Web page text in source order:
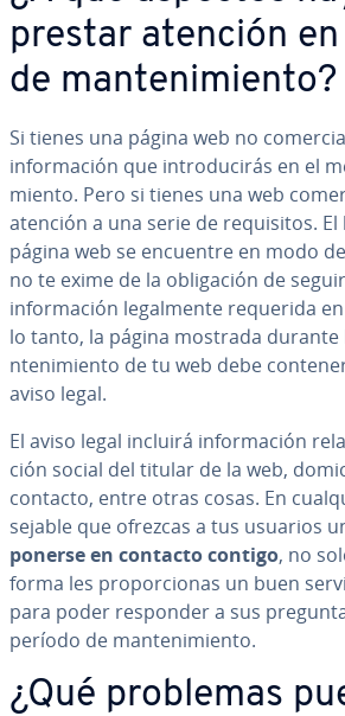
prestar atención
de ma­n­te­ni­mie­n­to?
Si tienes una página web no
in­fo­r­ma­ción que in­tro­du­ci­rás en el
mie­n­to. Pero si tienes una web
atención a una serie de re­qui­si­tos.
página web se encuentre en modo
no te exime de la obli­ga­ción de
in­fo­r­ma­ción le­ga­l­me­n­te requerida
lo tanto, la página mostrada
n­te­ni­mie­n­to de tu web debe
aviso legal.
El aviso legal incluirá in­fo­r­ma­ción
ción social del titular de la web,
contacto, entre otras cosas. En
se­ja­ble que ofrezcas a tus usuarios
ponerse en contacto contigo, no
forma les pro­po­r­cio­nas un buen
para poder responder a sus
período de ma­n­te­ni­mie­n­to.
¿Qué problemas